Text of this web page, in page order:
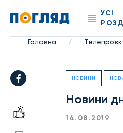
УСІ
Головна /
НОВИНИ
Новини
14.08.2019